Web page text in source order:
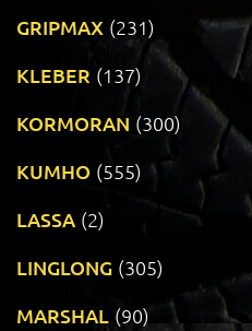
GRIPMAX (231)
KLEBER (137)
KORMORAN (300)
KUMHO (555)
LASSA (2)
LINGLONG (305)
MARSHAL (90)